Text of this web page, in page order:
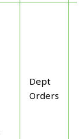
Dept
Orders